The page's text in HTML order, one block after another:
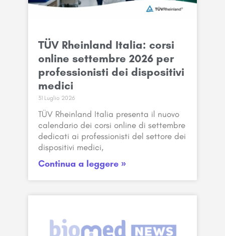
TÜV Rheinland Italia: corsi
online settembre 2026 per
professionisti dei dispositivi
medici
31 Luglio 2026
TÜV Rheinland Italia presenta il nuovo
calendario dei corsi online di settembre
dedicati ai professionisti del settore dei
dispositivi medici,
Continua a leggere »